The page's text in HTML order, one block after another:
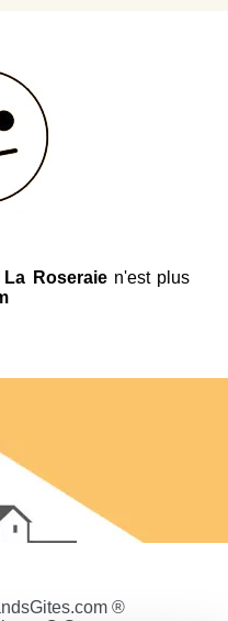
Roseraien'est plus
®